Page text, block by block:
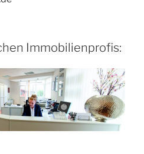
Immobilienprofis: